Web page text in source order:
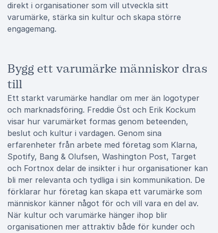
direkt i organisationer som vill utveckla sitt
varumärke, stärka sin kultur och skapa större
engagemang.
Bygg ett varumärke människor dras
till
Ett starkt varumärke handlar om mer än logotyper
och marknadsföring. Freddie Öst och Erik Kockum
visar hur varumärket formas genom beteenden,
beslut och kultur i vardagen. Genom sina
erfarenheter från arbete med företag som Klarna,
Spotify, Bang & Olufsen, Washington Post, Target
och Fortnox delar de insikter i hur organisationer kan
bli mer relevanta och tydliga i sin kommunikation. De
förklarar hur företag kan skapa ett varumärke som
människor känner något för och vill vara en del av.
När kultur och varumärke hänger ihop blir
organisationen mer attraktiv både för kunder och